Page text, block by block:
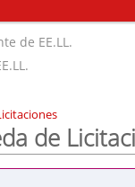
de EE.LL.
de